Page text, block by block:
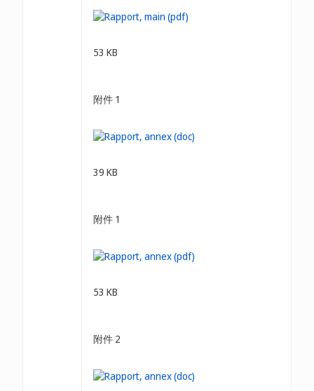
53 KB
附件 1
39 KB
附件 1
53 KB
附件 2